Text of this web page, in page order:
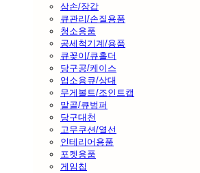
삼손/장갑
큐관리/손질용품
청소용품
공세척기계/용품
큐꽂이/큐홀더
당구공/케이스
업소용큐/상대
무게볼트/조인트캡
말골/큐범퍼
당구대천
고무쿠션/열선
인테리어용품
포켓용품
게임칩